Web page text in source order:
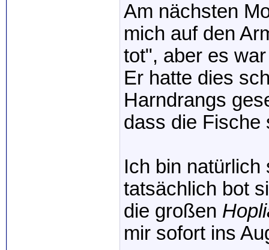
Am nächsten
mich auf den
tot", aber es
Er hatte dies
Harndrangs
dass die
Ich bin
tatsächlich bot
die großen
mir sofort ins